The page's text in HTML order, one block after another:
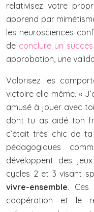
relativisez votre
apprend par
les neurosciences
de conclure un
approbation, une
Valorisez les
victoire elle-même. «
amusé à jouer avec
dont tu as aidé ton
c’était très chic de
pédagogiques
développent des
cycles 2 et 3 visant
vivre-ensemble. Ces
coopération et le